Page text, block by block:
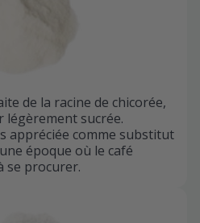
de la racine de chicorée,
légèrement sucrée.
appréciée comme substitut
époque où le café
se procurer.